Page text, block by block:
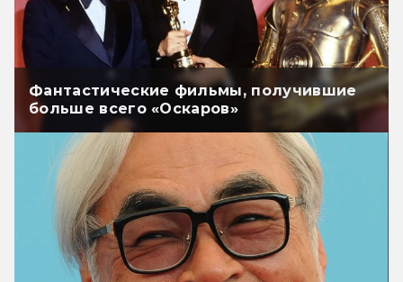
Фантастические фильмы, получившие
больше всего «Оскаров»